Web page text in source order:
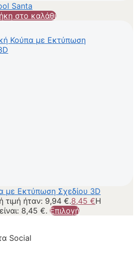
Santa
στο καλάθι
με Εκτύπωση Σχεδίου 3D
τιμή ήταν: 9,94 €.8,45 €Η
8,45 €. Επιλογή
Social